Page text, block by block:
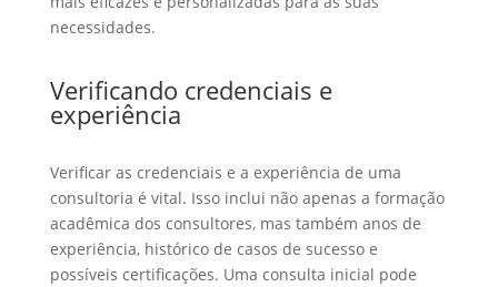
necessidades.
Verificando credenciais e
experiência
Verificar as credenciais e a experiência de uma
consultoria é vital. Isso inclui não apenas a formação
acadêmica dos consultores, mas também anos de
experiência, histórico de casos de sucesso e
possíveis certificações. Uma consulta inicial pode